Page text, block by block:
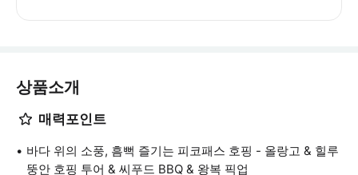
상품소개
매력포인트
바다 위의 소풍, 흠뻑 즐기는 피코패스 호핑 - 올랑고 & 힐루
뚱안 호핑 투어 & 씨푸드 BBQ & 왕복 픽업